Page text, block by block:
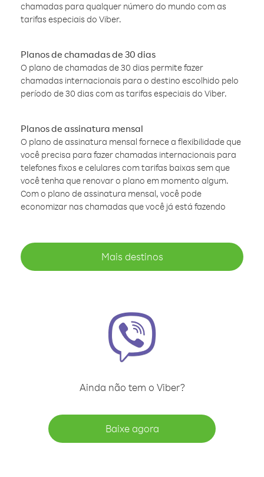
chamadas para qualquer número do mundo com as
tarifas especiais do Viber.
Planos de chamadas de 30 dias
O plano de chamadas de 30 dias permite fazer
chamadas internacionais para o destino escolhido pelo
período de 30 dias com as tarifas especiais do Viber.
Planos de assinatura mensal
O plano de assinatura mensal fornece a flexibilidade que
você precisa para fazer chamadas internacionais para
telefones fixos e celulares com tarifas baixas sem que
você tenha que renovar o plano em momento algum.
Com o plano de assinatura mensal, você pode
economizar nas chamadas que você já está fazendo
Mais destinos
Ainda não tem o Viber?
Baixe agora